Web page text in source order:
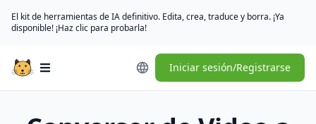
El kit de herramientas de IA definitivo. Edita, crea, traduce y borra. ¡Ya
disponible! ¡Haz clic para probarla!
Open main menu Iniciar sesión/Registrarse